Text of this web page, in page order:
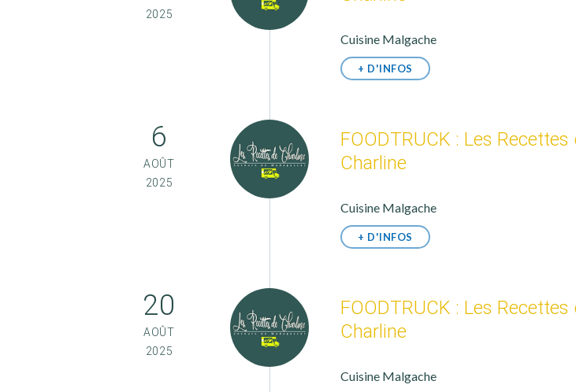
2025
Cuisine Malgache
+ D'INFOS
6
AOÛT
2025
FOODTRUCK : Les Recettes
Charline
Cuisine Malgache
+ D'INFOS
20
AOÛT
2025
FOODTRUCK : Les Recettes
Charline
Cuisine Malgache